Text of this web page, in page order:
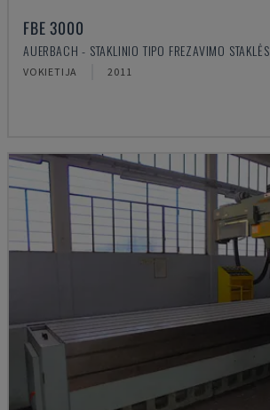
FBE 3000
AUERBACH - STAKLINIO TIPO FREZAVIMO STAKLĖS
VOKIETIJA 2011